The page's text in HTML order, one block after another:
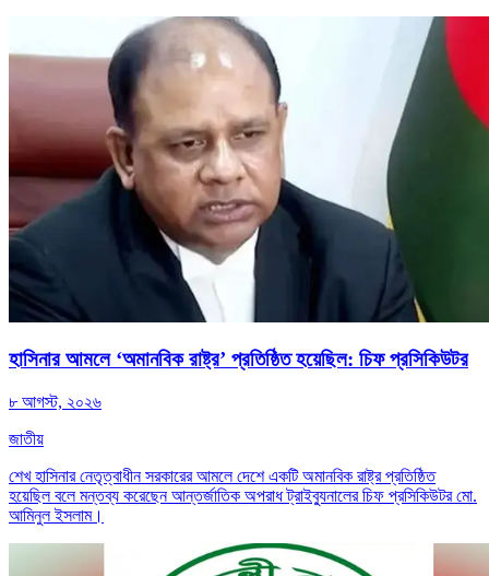
হাসিনার আমলে ‘অমানবিক রাষ্ট্র’ প্রতিষ্ঠিত হয়েছিল: চিফ প্রসিকিউটর
৮ আগস্ট, ২০২৬
জাতীয়
শেখ হাসিনার নেতৃত্বাধীন সরকারের আমলে দেশে একটি অমানবিক রাষ্ট্র প্রতিষ্ঠিত
হয়েছিল বলে মন্তব্য করেছেন আন্তর্জাতিক অপরাধ ট্রাইব্যুনালের চিফ প্রসিকিউটর মো.
আমিনুল ইসলাম।